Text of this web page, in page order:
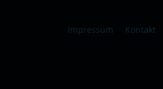
Impressum Kontakt